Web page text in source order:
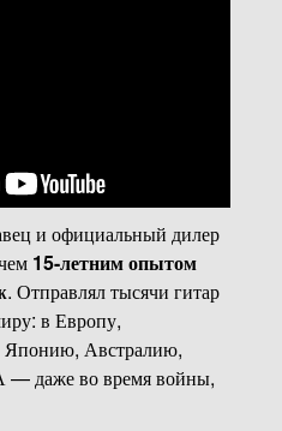
и официальный дилер
15-летним опытом
. Отправлял тысячи гитар
в Европу,
Австралию,
даже во время войны,